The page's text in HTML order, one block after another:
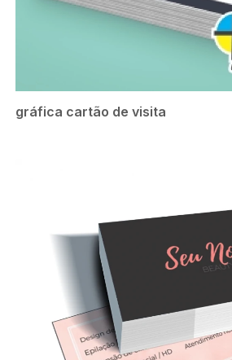
gráfica cartão de visita